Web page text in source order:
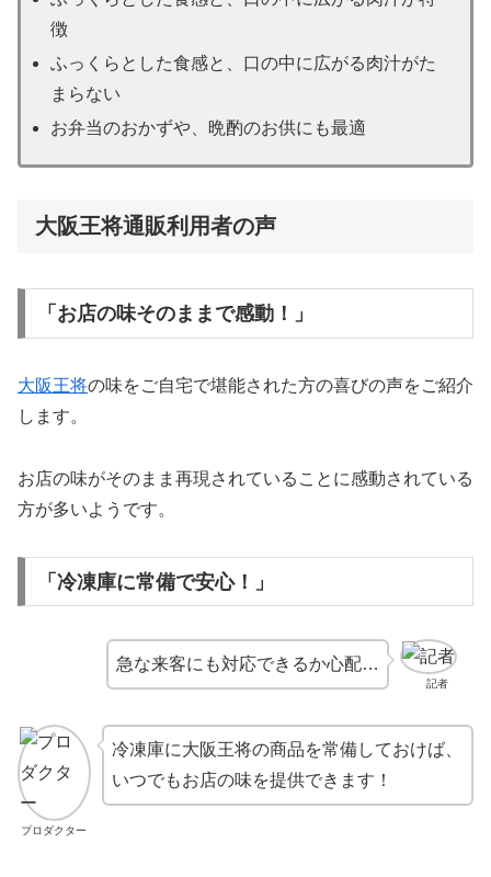
徴
ふっくらとした食感と、口の中に広がる肉汁がた
まらない
お弁当のおかずや、晩酌のお供にも最適
大阪王将通販利用者の声
「お店の味そのままで感動！」
大阪王将の味をご自宅で堪能された方の喜びの声をご紹介
します。
お店の味がそのまま再現されていることに感動されている
方が多いようです。
「冷凍庫に常備で安心！」
記者
急な来客にも対応できるか心配…
プロダクター
冷凍庫に大阪王将の商品を常備しておけば、
いつでもお店の味を提供できます！